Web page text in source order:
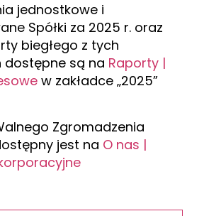
jednostkowe i
Spółki za 2025 r. oraz
biegłego z tych
dostępne są na Raporty |
w zakładce „2025”
Zgromadzenia
jest na O nas |